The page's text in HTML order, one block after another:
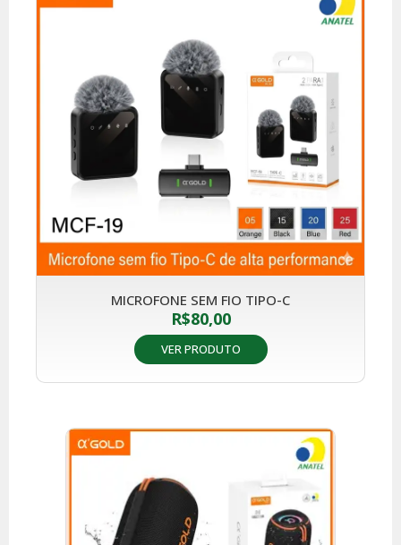
MICROFONE SEM FIO TIPO-C
R$80,00
VER PRODUTO